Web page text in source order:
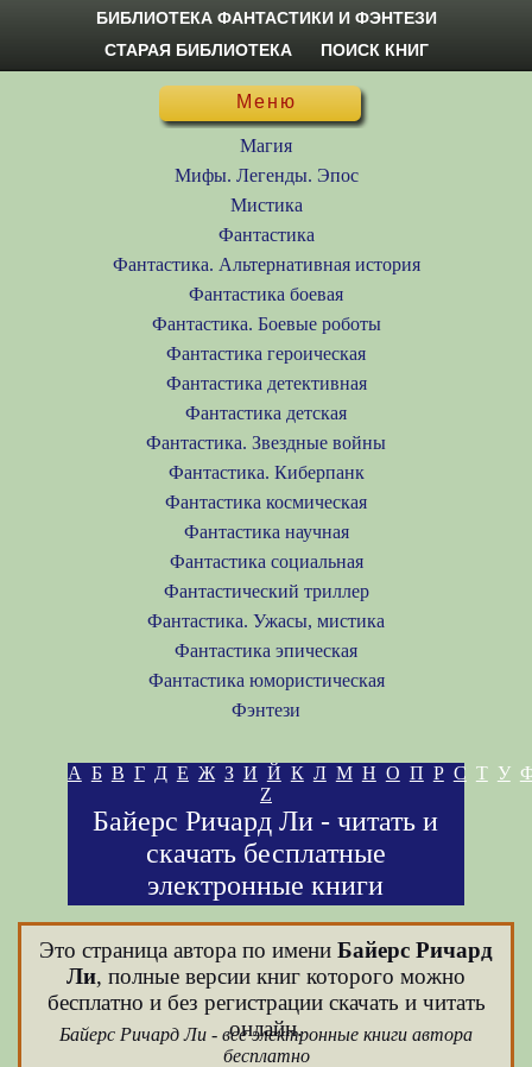
БИБЛИОТЕКА ФАНТАСТИКИ И ФЭНТЕЗИ
СТАРАЯ БИБЛИОТЕКА
ПОИСК КНИГ
Меню
Магия
Мифы. Легенды. Эпос
Мистика
Фантастика
Фантастика. Альтернативная история
Фантастика боевая
Фантастика. Боевые роботы
Фантастика героическая
Фантастика детективная
Фантастика детская
Фантастика. Звездные войны
Фантастика. Киберпанк
Фантастика космическая
Фантастика научная
Фантастика социальная
Фантастический триллер
Фантастика. Ужасы, мистика
Фантастика эпическая
Фантастика юмористическая
Фэнтези
А Б В Г Д Е Ж З И Й К Л М Н О П Р С Т У
Z
Байерс Ричард Ли - читать и
скачать бесплатные
электронные книги
Это страница автора по имени Байерс Ричард
Ли, полные версии книг которого можно
бесплатно и без регистрации скачать и читать
онлайн.
Байерс Ричард Ли - все электронные книги автора
бесплатно